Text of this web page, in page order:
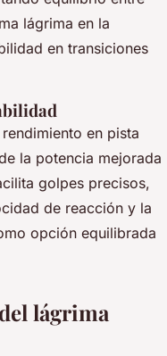
lágrima en la
en transiciones
en pista
la potencia mejorada
golpes precisos,
de reacción y la
opción equilibrada
lágrima